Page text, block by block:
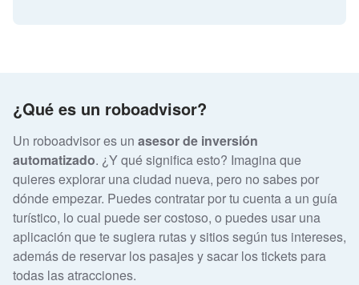
¿Qué es un roboadvisor?
Un roboadvisor es un asesor de inversión
automatizado. ¿Y qué significa esto? Imagina que
quieres explorar una ciudad nueva, pero no sabes por
dónde empezar. Puedes contratar por tu cuenta a un guía
turístico, lo cual puede ser costoso, o puedes usar una
aplicación que te sugiera rutas y sitios según tus intereses,
además de reservar los pasajes y sacar los tickets para
todas las atracciones.